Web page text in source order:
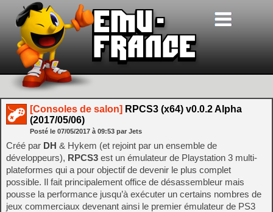
[Consoles de salon] RPCS3 (x64) v0.0.2 Alpha
(2017/05/06)
Posté le 07/05/2017 à 09:53 par Jets
Créé par DH & Hykem (et rejoint par un ensemble de
développeurs), RPCS3 est un émulateur de Playstation 3 multi-
plateformes qui a pour objectif de devenir le plus complet
possible. Il fait principalement office de désassembleur mais
pousse la performance jusqu’à exécuter un certains nombres de
jeux commerciaux devenant ainsi le premier émulateur de PS3